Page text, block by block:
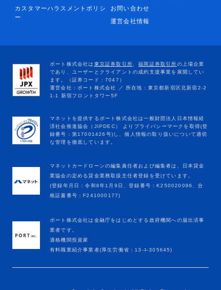
カスタマーハラスメントポリシ
ー
お問い合わせ
運営会社情報
マネットカードローンの編集責任者および編集者は、日本貸金
業協会の定める貸金業務取扱主任者登録を受けています。
(登録年月日：令和8年1月9日、登録番号：K250020096、合
格証書番号：F241000177)
ポート株式会社は金融庁をはじめとする政府機関への届出済事
業者です。
適格機関投資家
有料職業紹介事業者(厚生労働省：13-ﾕ-305645)